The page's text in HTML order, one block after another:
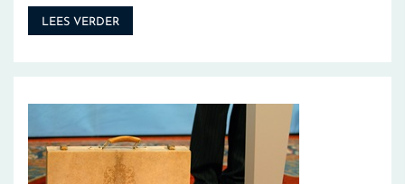
LEES VERDER